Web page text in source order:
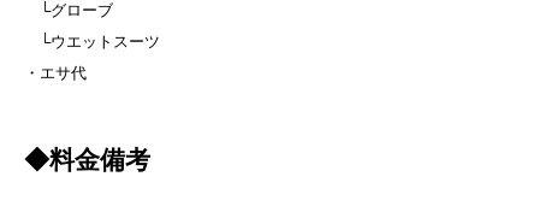
└グローブ
└ウエットスーツ
・エサ代
◆料金備考